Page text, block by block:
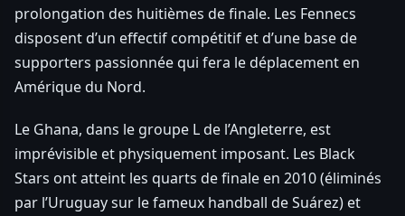
prolongation des huitièmes de finale. Les Fennecs
disposent d’un effectif compétitif et d’une base de
supporters passionnée qui fera le déplacement en
Amérique du Nord.
Le Ghana, dans le groupe L de l’Angleterre, est
imprévisible et physiquement imposant. Les Black
Stars ont atteint les quarts de finale en 2010 (éliminés
par l’Uruguay sur le fameux handball de Suárez) et